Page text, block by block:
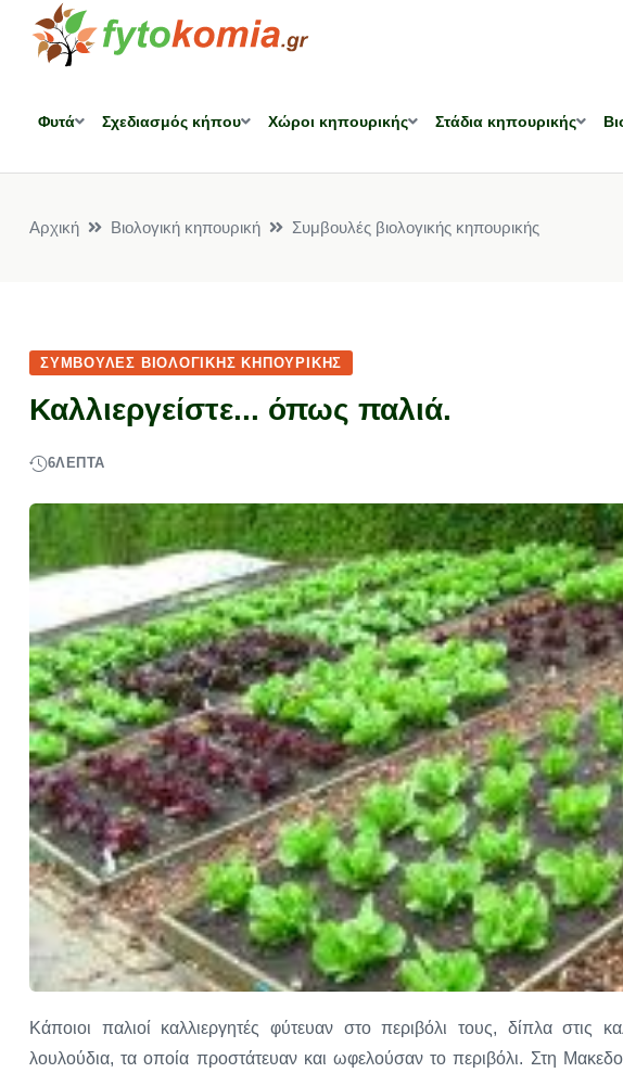
Φυτά Σχεδιασμός κήπου Χώροι κηπουρικής Στάδια κηπουρικής
Αρχική Βιολογική κηπουρική Συμβουλές βιολογικής κηπουρικής
ΣΥΜΒΟΥΛΈΣ ΒΙΟΛΟΓΙΚΉΣ ΚΗΠΟΥΡΙΚΉΣ
Καλλιεργείστε... όπως παλιά.
6ΛΕΠΤΆ
Κάποιοι παλιοί καλλιεργητές φύτευαν στο περιβόλι τους, δίπλα στις
λουλούδια, τα οποία προστάτευαν και ωφελούσαν το περιβόλι. Στη